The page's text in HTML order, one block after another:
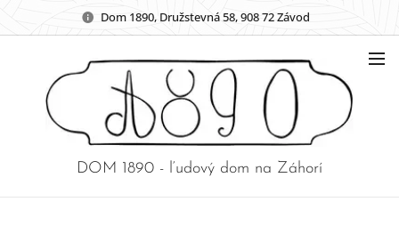
Dom 1890, Družstevná 58, 908 72 Závod
DOM 1890 - ľudový dom na Záhorí